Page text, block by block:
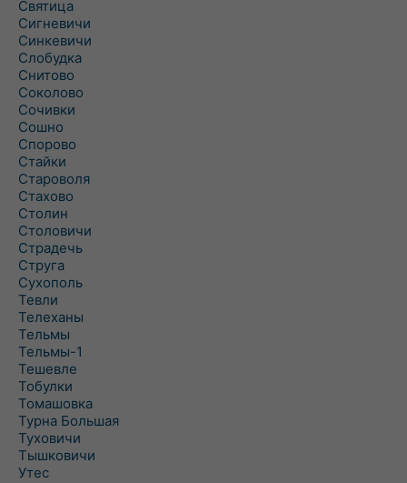
Святица
Сигневичи
Синкевичи
Слобудка
Снитово
Соколово
Сочивки
Сошно
Спорово
Стайки
Староволя
Стахово
Столин
Столовичи
Страдечь
Струга
Сухополь
Тевли
Телеханы
Тельмы
Тельмы-1
Тешевле
Тобулки
Томашовка
Турна Большая
Туховичи
Тышковичи
Утес